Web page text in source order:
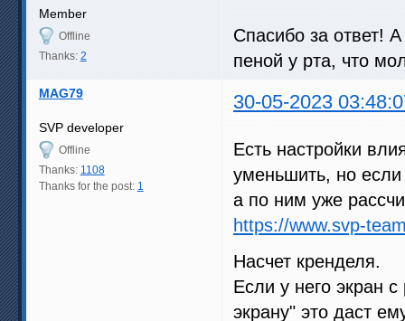
Member
Offline
Thanks: 2
Спасибо за ответ!
пеной у рта, что
MAG79 30-05-2023
SVP developer
Offline
Thanks: 1108
Thanks for the post: 1
Есть настройки
уменьшить, но
а по ним уже
https://www.svp-
Насчет кренделя.
Если у него экран
экрану" это даст